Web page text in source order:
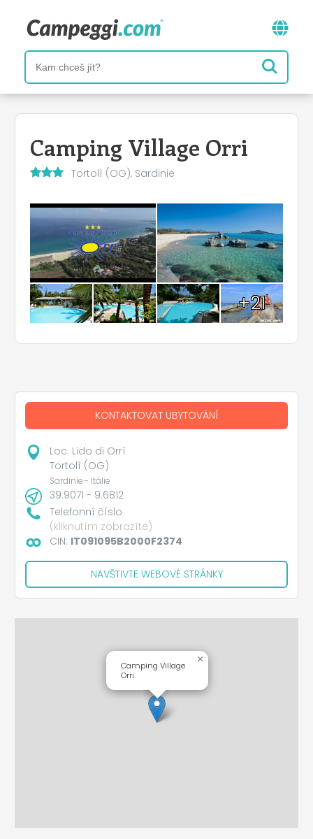
Camping Village Orri
Tortolì (OG), Sardinie
+21
KONTAKTOVAT UBYTOVÁNÍ
Loc. Lido di Orrì
Tortolì (OG)
Sardinie - Itálie
39.9071 - 9.6812
Telefonní číslo
(kliknutím zobrazíte)
CIN: IT091095B2000F2374
NAVŠTIVTE WEBOVÉ STRÁNKY
Camping Village
Orri
×